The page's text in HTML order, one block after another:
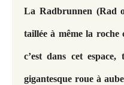
La Radbrunnen (Rad
taillée à même la roche
c’est dans cet
gigantesque roue à